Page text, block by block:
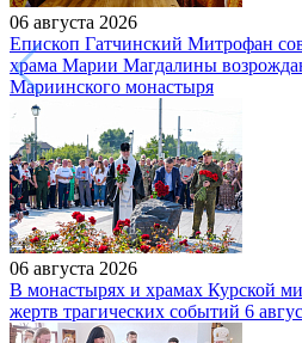
06 августа 2026
Епископ Гатчинский Митрофан
храма Марии Магдалины
Мариинского монастыря
06 августа 2026
В монастырях и храмах Курской
жертв трагических событий 6